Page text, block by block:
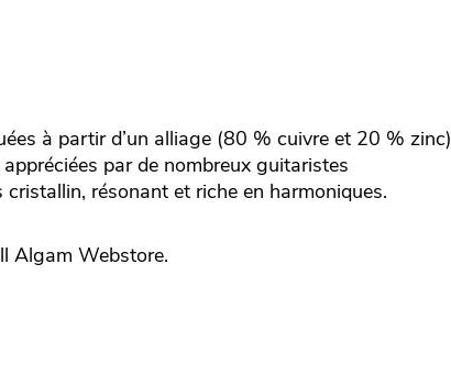
à partir d’un alliage (80 % cuivre et 20 % zinc)
appréciées par de nombreux guitaristes
résonant et riche en harmoniques.
Algam Webstore.